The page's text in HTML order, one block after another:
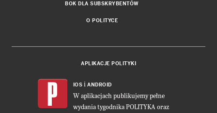
BOK DLA SUBSKRYBENTÓW
O POLITYCE
APLIKACJE POLITYKI
IOS i ANDROID
W aplikacjach publikujemy pełne
wydania tygodnika POLITYKA oraz